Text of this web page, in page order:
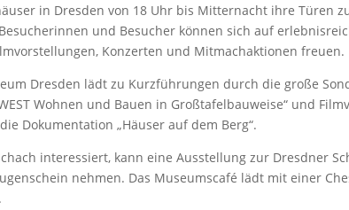
in Dresden von 18 Uhr bis Mitternacht ihre Türen
und Besucher können sich auf
Konzerten und Mitmachaktionen freuen.
Dresden lädt zu Kurzführungen durch die große
WEST Wohnen und Bauen in Großtafelbauweise“ und
Dokumentation „Häuser auf dem Berg“.
interessiert, kann eine Ausstellung zur Dresdner
nehmen. Das Museumscafé lädt mit einer